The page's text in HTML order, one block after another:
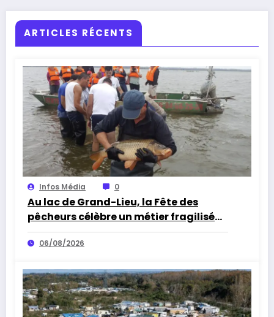
ARTICLES RÉCENTS
Infos Média 0
Au lac de Grand-Lieu, la Fête des
pêcheurs célèbre un métier fragilisé
par les cormorans et la sécheresse
06/08/2026